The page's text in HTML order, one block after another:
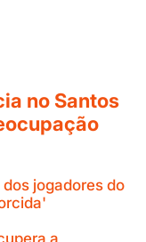
no Santos
jogadores do
a